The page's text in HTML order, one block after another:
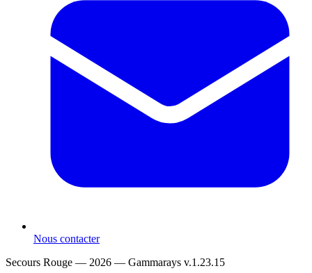
Nous contacter
Secours Rouge — 2026 — Gammarays v.1.23.15